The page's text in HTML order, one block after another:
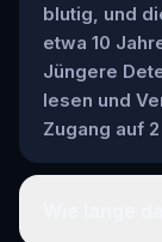
blutig, und
etwa 10
Jüngere
lesen und
Zugang auf